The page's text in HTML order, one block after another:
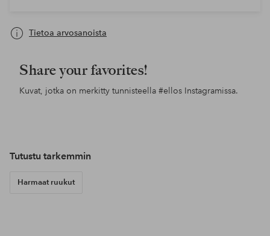
Tietoa arvosanoista
Share your favorites!
Kuvat, jotka on merkitty tunnisteella #ellos Instagramissa.
Tutustu tarkemmin
Harmaat ruukut